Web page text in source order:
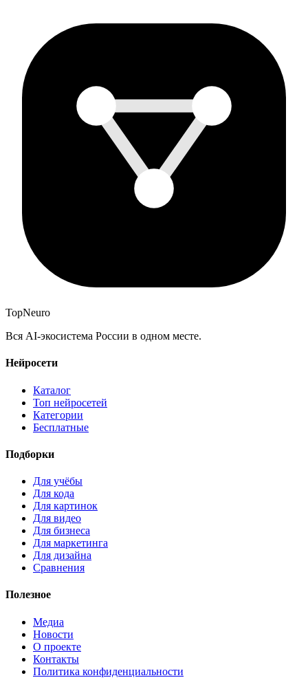
TopNeuro
Вся AI-экосистема России в одном месте.
Нейросети
Каталог
Топ нейросетей
Категории
Бесплатные
Подборки
Для учёбы
Для кода
Для картинок
Для видео
Для бизнеса
Для маркетинга
Для дизайна
Сравнения
Полезное
Медиа
Новости
О проекте
Контакты
Политика конфиденциальности